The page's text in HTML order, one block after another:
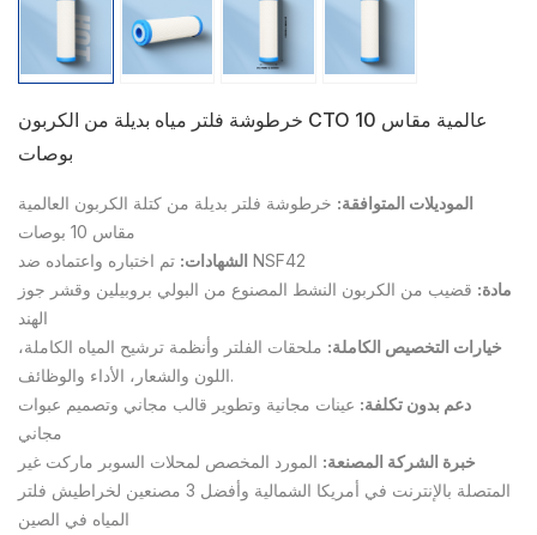
خرطوشة فلتر مياه بديلة من الكربون CTO عالمية مقاس 10
بوصات
الموديلات المتوافقة: خرطوشة فلتر بديلة من كتلة الكربون العالمية
مقاس 10 بوصات
الشهادات: تم اختباره واعتماده ضد NSF42
مادة: قضيب من الكربون النشط المصنوع من البولي بروبيلين وقشر جوز
الهند
خيارات التخصيص الكاملة: ملحقات الفلتر وأنظمة ترشيح المياه الكاملة،
اللون والشعار، الأداء والوظائف.
دعم بدون تكلفة: عينات مجانية وتطوير قالب مجاني وتصميم عبوات
مجاني
خبرة الشركة المصنعة: المورد المخصص لمحلات السوبر ماركت غير
المتصلة بالإنترنت في أمريكا الشمالية وأفضل 3 مصنعين لخراطيش فلتر
المياه في الصين